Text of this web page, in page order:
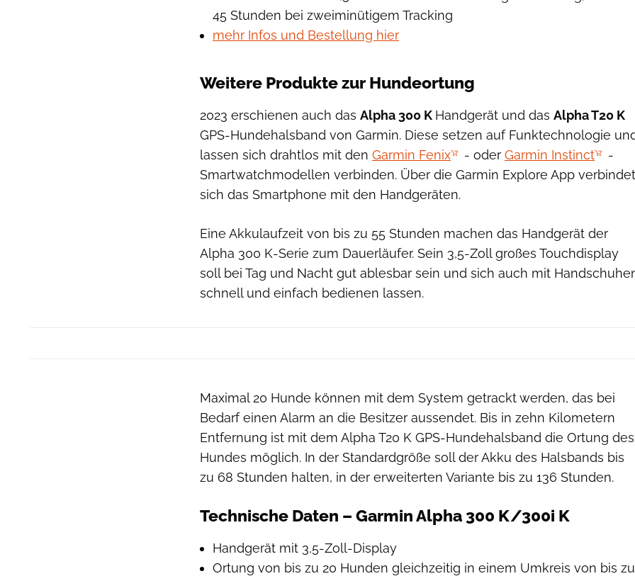
45 Stunden bei zweiminütigem Tracking
mehr Infos und Bestellung hier
Weitere Produkte zur Hundeortung
2023 erschienen auch das Alpha 300 K Handgerät und das Alpha T20 K
GPS-Hundehalsband von Garmin. Diese setzen auf Funktechnologie
lassen sich drahtlos mit den Garmin Fenix - oder Garmin Instinct
-
Smartwatchmodellen verbinden. Über die Garmin Explore App verbindet
sich das Smartphone mit den Handgeräten.
Eine Akkulaufzeit von bis zu 55 Stunden machen das Handgerät der
Alpha 300 K-Serie zum Dauerläufer. Sein 3,5-Zoll großes Touchdisplay
soll bei Tag und Nacht gut ablesbar sein und sich auch mit
schnell und einfach bedienen lassen.
Maximal 20 Hunde können mit dem System getrackt werden, das bei
Bedarf einen Alarm an die Besitzer aussendet. Bis in zehn Kilometern
Entfernung ist mit dem Alpha T20 K GPS-Hundehalsband die Ortung des
Hundes möglich. In der Standardgröße soll der Akku des Halsbands bis
zu 68 Stunden halten, in der erweiterten Variante bis zu 136 Stunden.
Technische Daten – Garmin Alpha 300 K/300i K
Handgerät mit 3,5-Zoll-Display
Ortung von bis zu 20 Hunden gleichzeitig in einem Umkreis von bis zu